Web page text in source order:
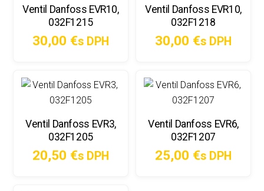
Ventil Danfoss EVR10,
032F1215
30,00 €s DPH
Ventil Danfoss EVR10,
032F1218
30,00 €s DPH
Ventil Danfoss EVR3,
032F1205
20,50 €s DPH
Ventil Danfoss EVR6,
032F1207
25,00 €s DPH